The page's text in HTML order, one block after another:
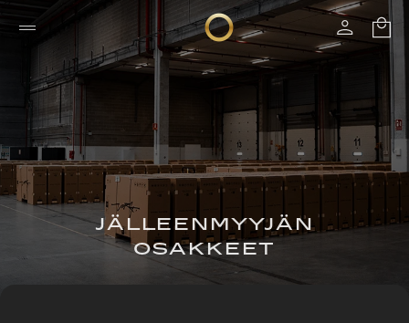
JÄLLEENMYYJÄN
OSAKKEET